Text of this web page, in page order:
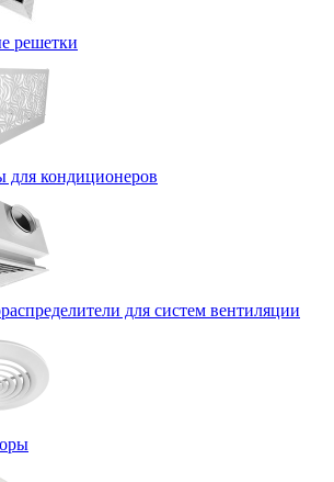
решетки
для кондиционеров
для систем вентиляции